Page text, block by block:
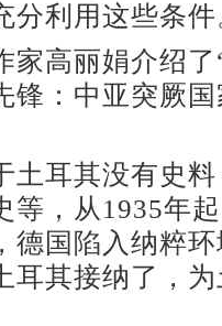
分利用这些条件
高丽娟介绍了
锋：中亚突厥
耳其没有史料
等，从1935年
德国陷入纳粹
耳其接纳了，